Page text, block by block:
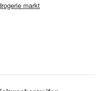
markt